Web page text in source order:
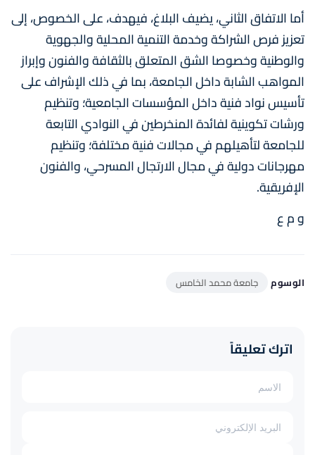
أما الاتفاق الثاني، يضيف البلاغ، فيهدف، على الخصوص، إلى
تعزيز فرص الشراكة وخدمة التنمية المحلية والجهوية
والوطنية وخصوصا الشق المتعلق بالثقافة والفنون وإبراز
المواهب الشابة داخل الجامعة، بما في ذلك الإشراف على
تأسيس نواد فنية داخل المؤسسات الجامعية؛ وتنظيم
ورشات تكوينية لفائدة المنخرطين في النوادي التابعة
للجامعة لتأهيلهم في مجالات فنية مختلفة؛ وتنظيم
مهرجانات دولية في مجال الارتجال المسرحي، والفنون
الإفريقية.
و م ع
الوسوم جامعة محمد الخامس
اترك تعليقاً